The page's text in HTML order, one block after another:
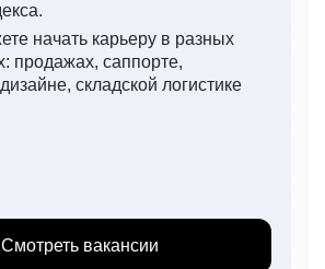
начать карьеру в разных
продажах, саппорте,
складской логистике
Смотреть вакансии